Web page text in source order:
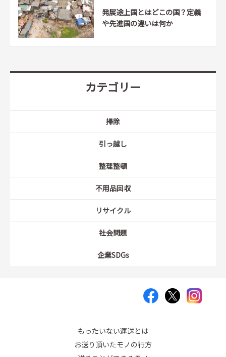
発展途上国とはどこの国？定義
や先進国の違いは何か
カテゴリー
掃除
引っ越し
整理整頓
不用品回収
リサイクル
社会問題
企業SDGs
もったいない運送とは
お送り頂いたモノの行方